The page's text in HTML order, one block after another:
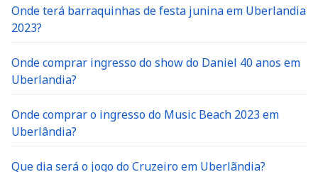
Onde terá barraquinhas de festa junina em Uberlandia
2023?
Onde comprar ingresso do show do Daniel 40 anos em
Uberlandia?
Onde comprar o ingresso do Music Beach 2023 em
Uberlândia?
Que dia será o jogo do Cruzeiro em Uberlãndia?